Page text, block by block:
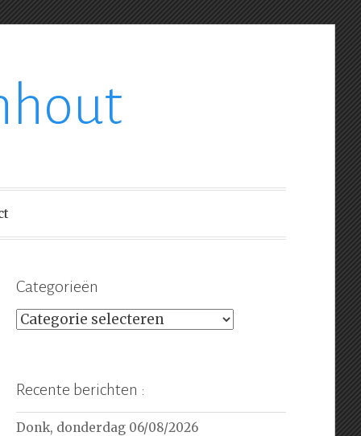
Categorieën
Categorieën
Recente berichten :
Donk, donderdag 06/08/2026